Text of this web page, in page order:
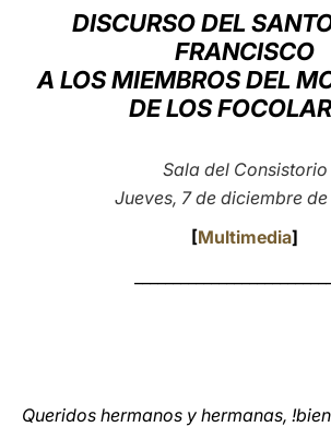
DISCURSO DEL
FRANCISCO
A LOS MIEMBROS DEL
DE LOS
Sala del Consistorio
Jueves, 7 de diciembre
[Multimedia]
Queridos hermanos y hermanas,